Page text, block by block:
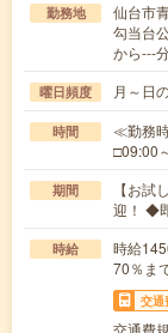
勤務地
仙台市
勾当台
から---
曜日頻度 月～日
時間
≪勤務
□09:00
期間
【お試
迎！ ◆
時給
時給
70％ま
交通
交通費